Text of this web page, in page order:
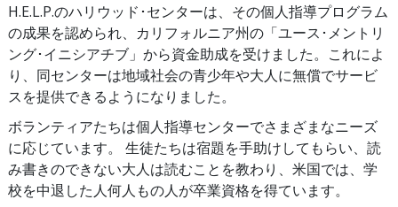
H.E.L.P.のハリウッド･センターは、その個人指導プログラム
の成果を認められ、カリフォルニア州の「ユース･メントリ
ング･イニシアチブ」から資金助成を受けました。これによ
り、同センターは地域社会の青少年や大人に無償でサービ
スを提供できるようになりました。
ボランティアたちは個人指導センターでさまざまなニーズ
に応じています。 生徒たちは宿題を手助けしてもらい、読
み書きのできない大人は読むことを教わり、米国では、学
校を中退した人何人もの人が卒業資格を得ています。